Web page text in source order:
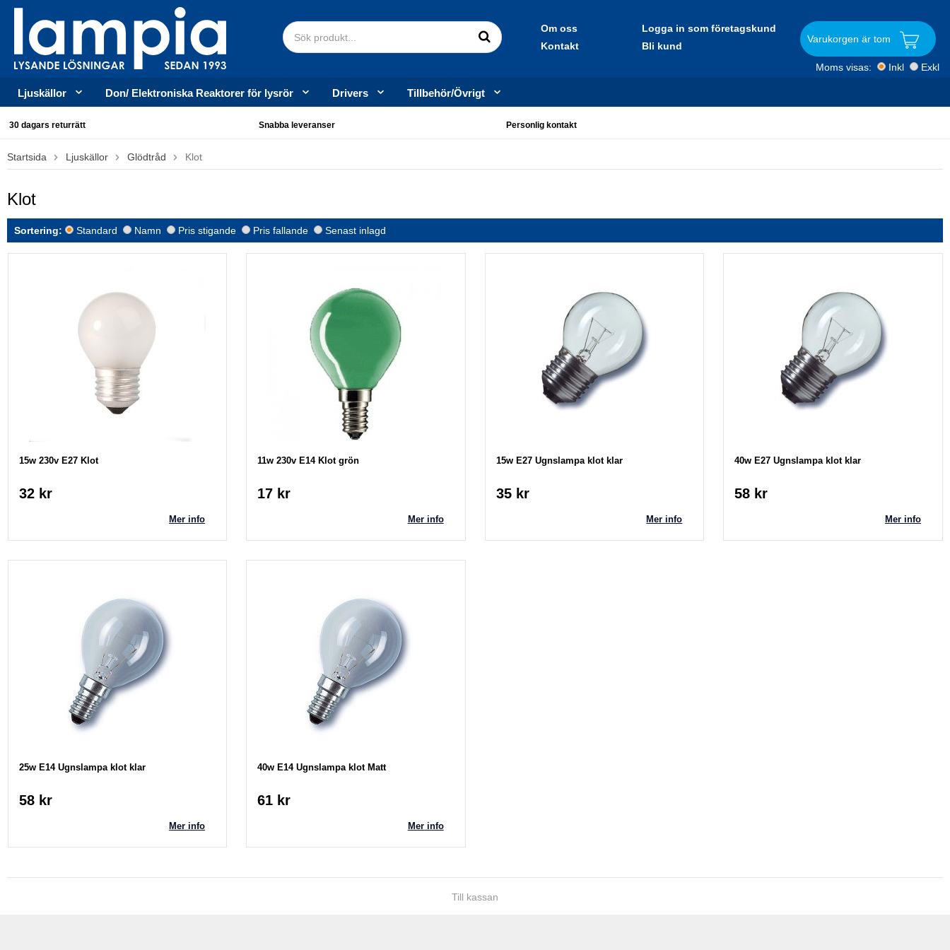
Om oss
Kontakt
Logga in som företagskund
Bli kund
Varukorgen är tom
Moms visas: Inkl Exkl
Ljuskällor Don/ Elektroniska Reaktorer för lysrör Drivers Tillbehör/Övrigt
30 dagars returrätt Snabba leveranser Personlig kontakt
Startsida Ljuskällor Glödtråd Klot
Klot
Sortering: Standard Namn Pris stigande Pris fallande Senast inlagd
15w 230v E27 Klot
32 kr
Mer info
11w 230v E14 Klot grön
17 kr
Mer info
15w E27 Ugnslampa klot klar
35 kr
Mer info
40w E27 Ugnslampa klot klar
58 kr
Mer info
25w E14 Ugnslampa klot klar
58 kr
Mer info
40w E14 Ugnslampa klot Matt
61 kr
Mer info
Till kassan